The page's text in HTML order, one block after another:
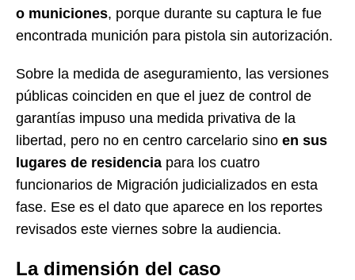
o municiones, porque durante su captura le fue
encontrada munición para pistola sin autorización.
Sobre la medida de aseguramiento, las versiones
públicas coinciden en que el juez de control de
garantías impuso una medida privativa de la
libertad, pero no en centro carcelario sino en sus
lugares de residencia para los cuatro
funcionarios de Migración judicializados en esta
fase. Ese es el dato que aparece en los reportes
revisados este viernes sobre la audiencia.
La dimensión del caso